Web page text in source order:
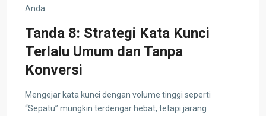
Anda.
Tanda 8: Strategi Kata Kunci
Terlalu Umum dan Tanpa
Konversi
Mengejar kata kunci dengan volume tinggi seperti
“Sepatu” mungkin terdengar hebat, tetapi jarang